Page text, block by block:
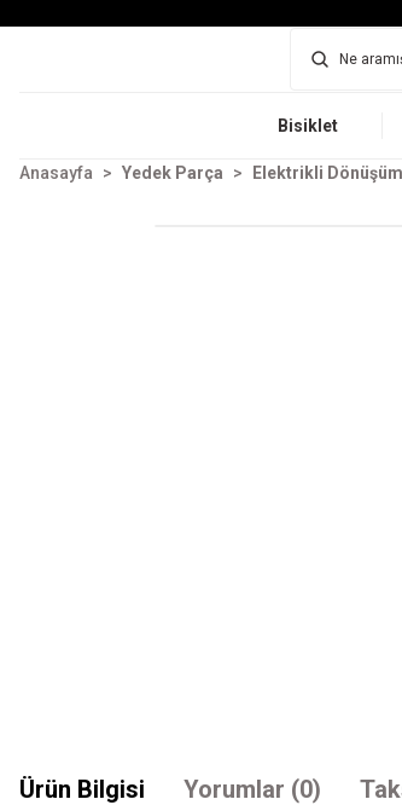
Bisiklet
Anasayfa Yedek Parça Elektrikli
Ürün Bilgisi Yorumlar (0)